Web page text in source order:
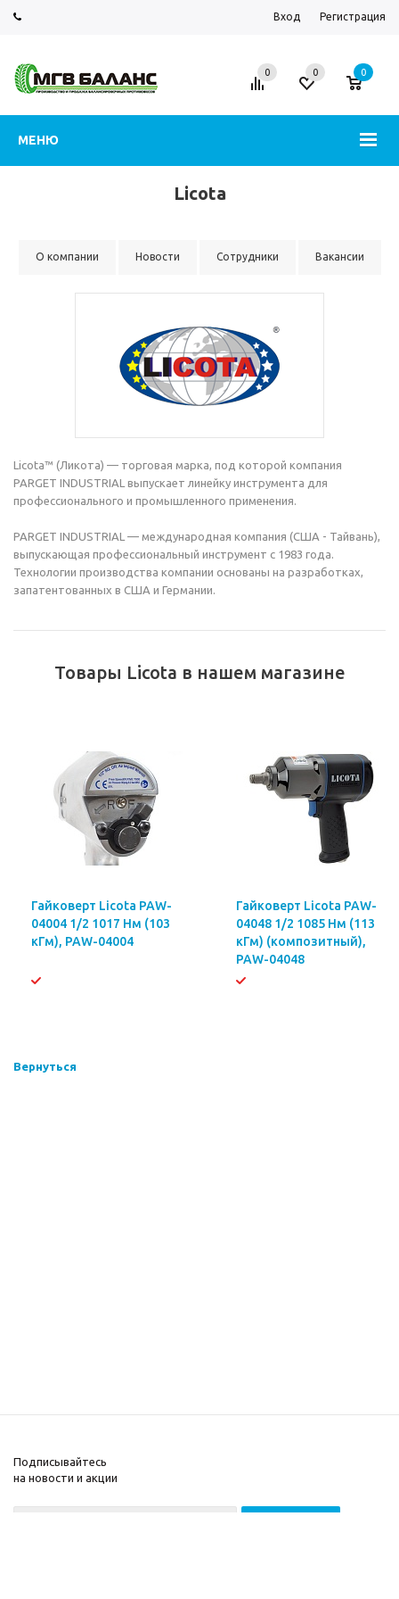
Вход Регистрация
МЕНЮ
0 0 0
Licota
О компании Новости Сотрудники Вакансии
Licota™ (Ликота) — торговая марка, под которой компания
PARGET INDUSTRIAL выпускает линейку инструмента для
профессионального и промышленного применения.
PARGET INDUSTRIAL — международная компания (США - Тайвань),
выпускающая профессиональный инструмент с 1983 года.
Технологии производства компании основаны на разработках,
запатентованных в США и Германии.
Товары Licota в нашем магазине
Гайковерт Licota PAW-
04004 1/2 1017 Нм (103
кГм), PAW-04004
Гайковерт Licota PAW-
04048 1/2 1085 Нм (113
кГм) (композитный),
PAW-04048
Вернуться
Подписывайтесь
на новости и акции